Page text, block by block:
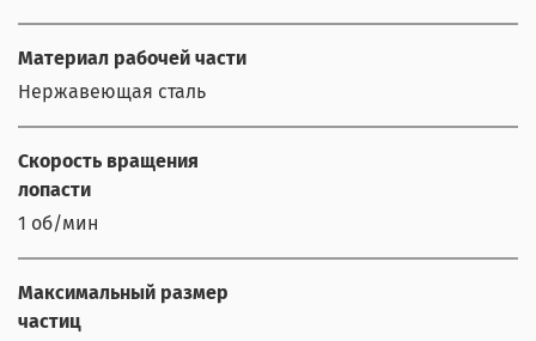
Материал рабочей части
Нержавеющая сталь
Скорость вращения
лопасти
1 об/мин
Максимальный размер
частиц